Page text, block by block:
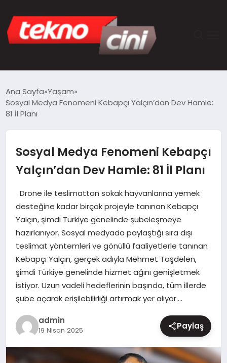
TEKNOLOJI
YAŞAM
DÜNYA
MAGAZIN
Ana Sayfa Yaşam
Sosyal Medya Fenomeni Kebapçı Yalçın’dan Dev Hamle:
81 İl Planı
Sosyal Medya Fenomeni Kebapçı
Yalçın’dan Dev Hamle: 81 İl Planı
Drone ile teslimattan sokak hayvanlarına yemek
desteğine kadar birçok projeyle tanınan Kebapçı
Yalçın, şimdi Türkiye genelinde şubeleşmeye
hazırlanıyor. Sosyal medyada paylaştığı sıra dışı
teslimat yöntemleri ve gönüllü faaliyetlerle tanınan
Kebapçı Yalçın, gerçek adıyla Mehmet Taşdelen,
şimdi Türkiye genelinde hizmet ağını genişletmek
istiyor. Uzun vadeli hedeflerinin başında, tüm illerde
şube açarak erişilebilirliği artırmak yer alıyor….
admin
19 Nisan 2025 Paylaş